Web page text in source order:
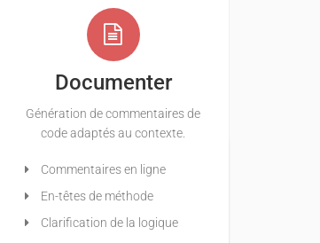
Documenter
Génération de commentaires de
code adaptés au contexte.
Commentaires en ligne
En-têtes de méthode
Clarification de la logique